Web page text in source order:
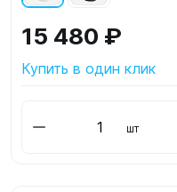
15 480 ₽
Купить в один клик
шт